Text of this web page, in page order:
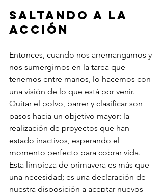
Saltando a la
acción
Entonces, cuando nos arremangamos y
nos sumergimos en la tarea que
tenemos entre manos, lo hacemos con
una visión de lo que está por venir.
Quitar el polvo, barrer y clasificar son
pasos hacia un objetivo mayor: la
realización de proyectos que han
estado inactivos, esperando el
momento perfecto para cobrar vida.
Esta limpieza de primavera es más que
una necesidad; es una declaración de
nuestra disposición a aceptar nuevos